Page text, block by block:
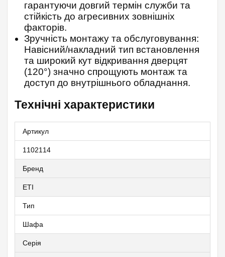
гарантуючи довгий термін служби та
стійкість до агресивних зовнішніх
факторів.
Зручність монтажу та обслуговування:
Навісний/накладний тип встановлення
та широкий кут відкривання дверцят
(120°) значно спрощують монтаж та
доступ до внутрішнього обладнання.
Технічні характеристики
Артикул
1102114
Бренд
ETI
Тип
Шафа
Серія